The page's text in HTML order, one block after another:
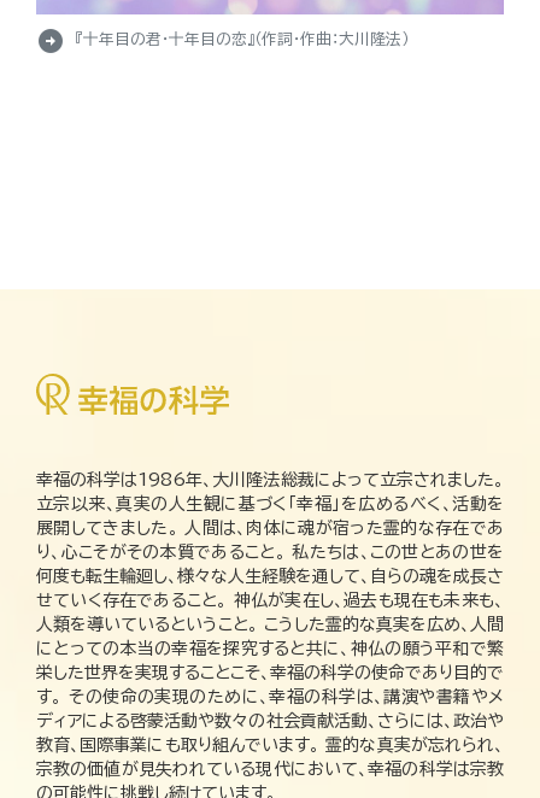
arrow_circle_right 『十年目の君・十年目の恋』（作詞・作曲：大川隆法）
幸福の科学は1986年、大川隆法総裁によって立宗されました。
立宗以来、真実の人生観に基づく「幸福」を広めるべく、活動を
展開してきました。 人間は、肉体に魂が宿った霊的な存在であ
り、心こそがその本質であること。 私たちは、この世とあの世を
何度も転生輪廻し、様々な人生経験を通して、自らの魂を成長さ
せていく存在であること。 神仏が実在し、過去も現在も未来も、
人類を導いているということ。 こうした霊的な真実を広め、人間
にとっての本当の幸福を探究すると共に、神仏の願う平和で繁
栄した世界を実現することこそ、幸福の科学の使命であり目的で
す。 その使命の実現のために、幸福の科学は、講演や書籍やメ
ディアによる啓蒙活動や数々の社会貢献活動、さらには、政治や
教育、国際事業にも取り組んでいます。 霊的な真実が忘れられ、
宗教の価値が見失われている現代において、幸福の科学は宗教
の可能性に挑戦し続けています。